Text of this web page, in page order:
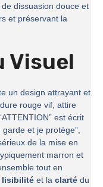
dissuasion douce et
et préservant la
Visuel
un design attrayant et
rouge vif, attire
est écrit
et je protège”,
de la mise en
marron et
tout en
lisibilité et la clarté du